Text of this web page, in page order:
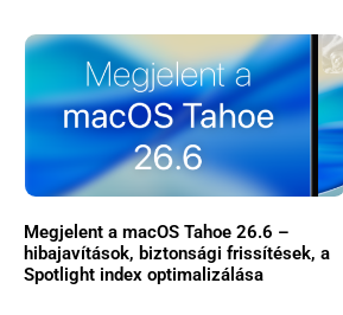
Megjelent a macOS Tahoe 26.6 –
hibajavítások, biztonsági frissítések, a
Spotlight index optimalizálása